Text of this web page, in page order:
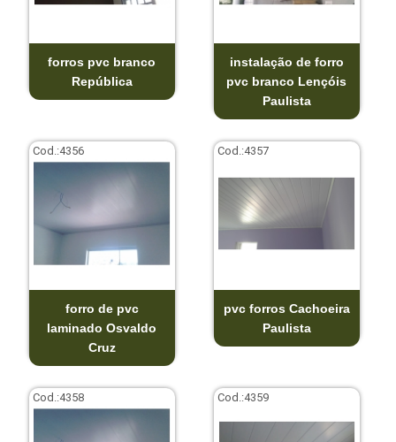
forros pvc branco
República
instalação de forro
pvc branco Lençóis
Paulista
Cod.:4356
forro de pvc
laminado Osvaldo
Cruz
Cod.:4357
pvc forros Cachoeira
Paulista
Cod.:4358 Cod.:4359